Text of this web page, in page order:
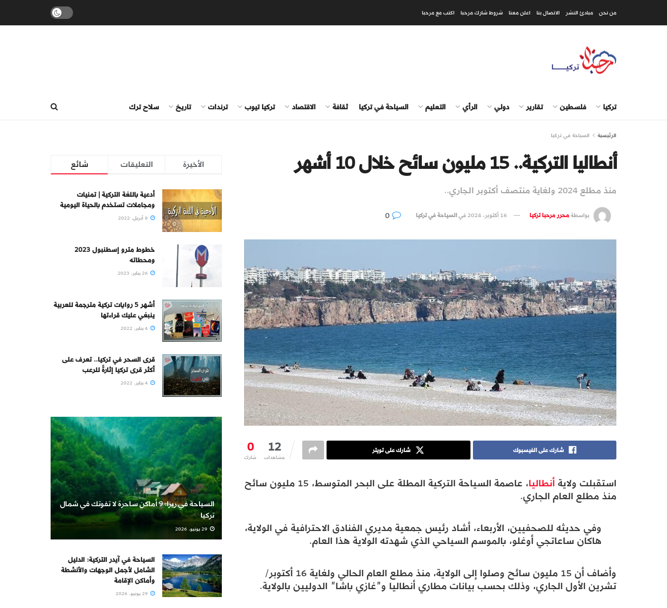
من نحن مبادئ النشر الاتصال بنا اعلن معنا شروط شارك مرحبا اكتب مع مرحبا
تركيا فلسطين تقارير دولي الرأي التعليم السياحة في تركيا ثقافة الاقتصاد تركيا تيوب ترندات تاريخ سلاح ترك
الرئيسية السياحة في تركيا
أنطاليا التركية.. 15 مليون سائح خلال 10 أشهر
منذ مطلع 2024 ولغاية منتصف أكتوبر الجاري..
بواسطةمحرر مرحبا تركيا 16 أكتوبر، 2024 فيالسياحة في تركيا
0
شارك 12
مشاهدات
شارك على الفيسبوك شارك على تويتر
استقبلت ولايةأنطاليا ، عاصمة السياحة التركية المطلة على البحر المتوسط، 15 مليون سائح
منذ مطلع العام الجاري.
وفي حديثه للصحفيين، الأربعاء، أشاد رئيس جمعية مديري الفنادق الاحترافية في الولاية،
هاكان ساعاتجي أوغلو، بالموسم السياحي الذي شهدته الولاية هذا العام.
وأضاف أن 15 مليون سائح وصلوا إلى الولاية، منذ مطلع العام الحالي ولغاية 16 أكتوبر/
تشرين الأول الجاري، وذلك بحسب بيانات مطاري أنطاليا و”غازي باشا” الدوليين بالولاية.
شائع التعليقات الأخيرة
أدعية باللغة التركية | تمنيات
ومجاملات تستخدم بالحياة اليومية
خطوط مترو إسطنبول 2023
ومحطاته
أشهر 5 روايات تركية مترجمة للعربية
ينبغي عليك قراءتها
قرى السحر في تركيا.. تعرف على
أكثر قرى تركيا إثارةً للرعب
السياحة في ريزا: 9 أماكن ساحرة لا تفوتك في شمال
تركيا
السياحة في آيدر التركية: الدليل
الشامل لأجمل الوجهات والأنشطة
وأماكن الإقامة